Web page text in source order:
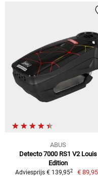
ABUS
Detecto 7000 RS1 V2 Louis
Edition
Adviesprijs € 139,952 € 89,95